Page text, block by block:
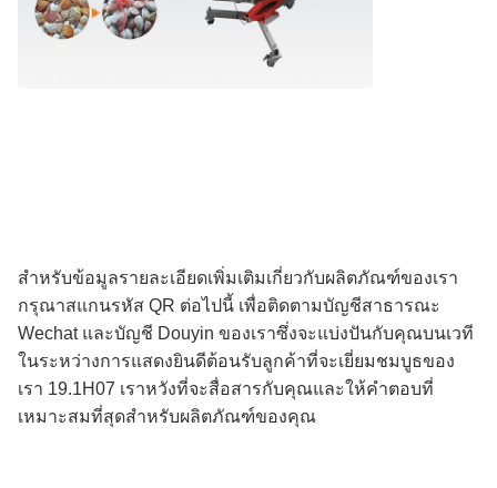
สําหรับข้อมูลรายละเอียดเพิ่มเติมเกี่ยวกับผลิตภัณฑ์ของเรา
กรุณาสแกนรหัส QR ต่อไปนี้ เพื่อติดตามบัญชีสาธารณะ
Wechat และบัญชี Douyin ของเราซึ่งจะแบ่งปันกับคุณบนเวที
ในระหว่างการแสดงยินดีต้อนรับลูกค้าที่จะเยี่ยมชมบูธของ
เรา 19.1H07 เราหวังที่จะสื่อสารกับคุณและให้คําตอบที่
เหมาะสมที่สุดสําหรับผลิตภัณฑ์ของคุณ